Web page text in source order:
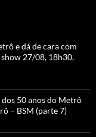
e dá de cara com
27/08, 18h30,
50 anos do Metrô
– BSM (parte 7)